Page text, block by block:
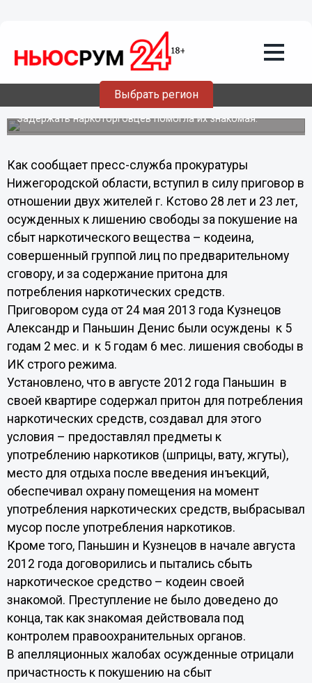
Выбрать регион
06.08.201309:05
Содержатели наркопритона осуждены
в Нижегородской области
Задержать наркоторговцев помогла их знакомая.
Как сообщает пресс-служба прокуратуры
Нижегородской области, вступил в силу приговор в
отношении двух жителей г. Кстово 28 лет и 23 лет,
осужденных к лишению свободы за покушение на
сбыт наркотического вещества – кодеина,
совершенный группой лиц по предварительному
сговору, и за содержание притона для
потребления наркотических средств.
Приговором суда от 24 мая 2013 года Кузнецов
Александр и Паньшин Денис были осуждены к 5
годам 2 мес. и к 5 годам 6 мес. лишения свободы в
ИК строго режима.
Установлено, что в августе 2012 года Паньшин в
своей квартире содержал притон для потребления
наркотических средств, создавал для этого
условия – предоставлял предметы к
употреблению наркотиков (шприцы, вату, жгуты),
место для отдыха после введения инъекций,
обеспечивал охрану помещения на момент
употребления наркотических средств, выбрасывал
мусор после употребления наркотиков.
Кроме того, Паньшин и Кузнецов в начале августа
2012 года договорились и пытались сбыть
наркотическое средство – кодеин своей
знакомой. Преступление не было доведено до
конца, так как знакомая действовала под
контролем правоохранительных органов.
В апелляционных жалобах осужденные отрицали
причастность к покушению на сбыт